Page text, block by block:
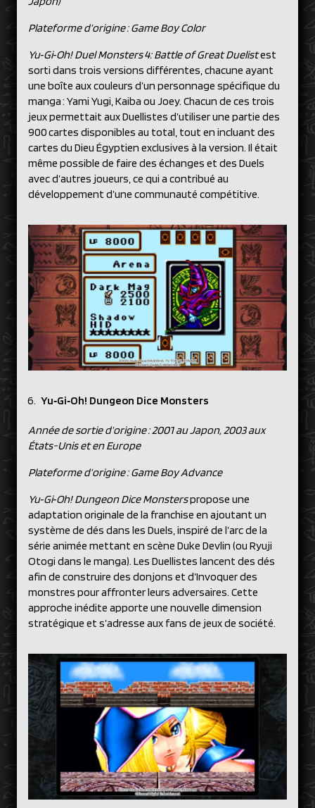
Plateforme d’origine : Game Boy Color
Yu‑Gi‑Oh! Duel Monsters 4: Battle of Great Duelistest
sorti dans trois versions différentes, chacune ayant
une boîte aux couleurs d’un personnage spécifique du
manga : Yami Yugi, Kaiba ou Joey. Chacun de ces trois
jeux permettait aux Duellistes d’utiliser une partie des
900 cartes disponibles au total, tout en incluant des
cartes du Dieu Égyptien exclusives à la version. Il était
même possible de faire des échanges et des Duels
avec d’autres joueurs, ce qui a contribué au
développement d’une communauté compétitive.
Yu‑Gi‑Oh! Dungeon Dice Monsters
Année de sortie d’origine : 2001 au Japon, 2003 aux
États-Unis et en Europe
Plateforme d’origine : Game Boy Advance
Yu‑Gi‑Oh! Dungeon Dice Monsterspropose une
adaptation originale de la franchise en ajoutant un
système de dés dans les Duels, inspiré de l’arc de la
série animée mettant en scène Duke Devlin (ou Ryuji
Otogi dans le manga). Les Duellistes lancent des dés
afin de construire des donjons et d’Invoquer des
monstres pour affronter leurs adversaires. Cette
approche inédite apporte une nouvelle dimension
stratégique et s’adresse aux fans de jeux de société.